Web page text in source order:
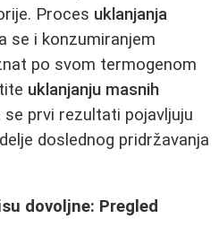
Proces uklanjanja
se i konzumiranjem
po svom termogenom
uklanjanju masnih
prvi rezultati pojavljuju
doslednog pridržavanja
dovoljne: Pregled